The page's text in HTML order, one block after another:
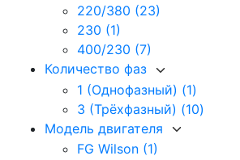
220/380 (23)
230 (1)
400/230 (7)
Количество фаз
1 (Однофазный) (1)
3 (Трёхфазный) (10)
Модель двигателя
FG Wilson (1)